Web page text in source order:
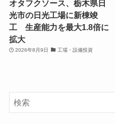
オタフクソース、栃木県日
光市の日光工場に新棟竣
工 生産能力を最大1.8倍に
拡大
2026年8月9日 工場・設備投資